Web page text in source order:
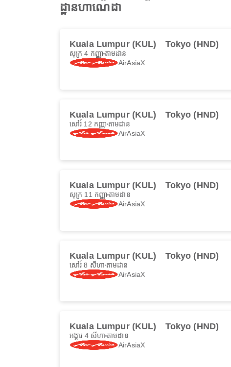
ដ្ឋានហាណេដា
Kuala Lumpur (KUL) Tokyo (HND)
សុក្រ 4 កញ្ញា តាមដាន
AirAsiaX
Kuala Lumpur (KUL) Tokyo (HND)
សៅរ៍ 12 កញ្ញា តាមដាន
AirAsiaX
Kuala Lumpur (KUL) Tokyo (HND)
សុក្រ 11 កញ្ញា តាមដាន
AirAsiaX
Kuala Lumpur (KUL) Tokyo (HND)
សៅរ៍ 8 សីហា តាមដាន
AirAsiaX
Kuala Lumpur (KUL) Tokyo (HND)
អង្គារ 4 សីហា តាមដាន
AirAsiaX